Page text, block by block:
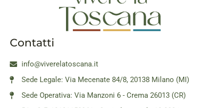
Contatti
info@viverelatoscana.it
Sede Legale: Via Mecenate 84/8, 20138 Milano (MI)
Sede Operativa: Via Manzoni 6 - Crema 26013 (CR)